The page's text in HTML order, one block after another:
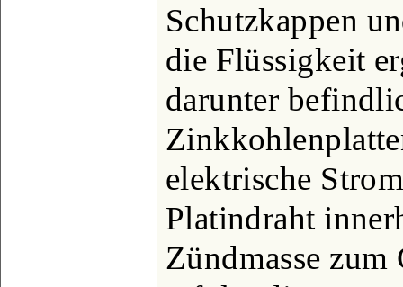
Schutzkappen
die Flüssigkeit
darunter
elektrische
Platindraht
Zündmasse